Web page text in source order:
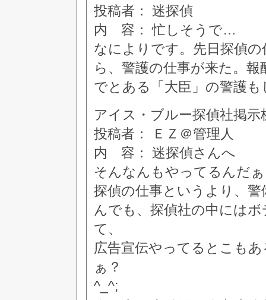
投稿者： 迷探偵
内 容： 忙しそうで…
なによりです。先日探偵
ら、警護の仕事が来た。
でとある「大臣」の警護
アイス・ブルー探偵社掲
投稿者： ＥＺ＠管理人
内 容： 迷探偵さんへ
そんなんもやってるんだ
探偵の仕事というより、
んでも、探偵社の中には
て、
広告宣伝やってるとこも
ぁ？
^_^;